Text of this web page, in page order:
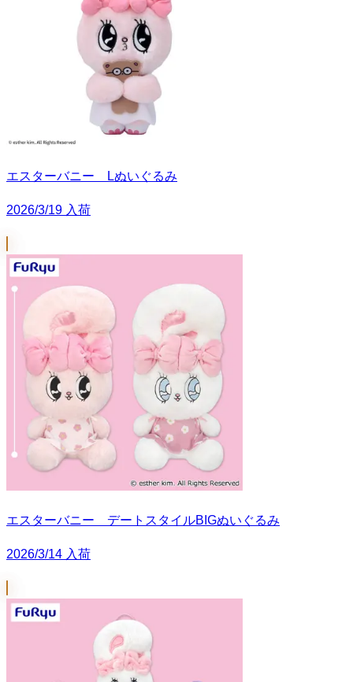
エスターバニー Lぬいぐるみ
2026/3/19 入荷
エスターバニー デートスタイルBIGぬいぐるみ
2026/3/14 入荷